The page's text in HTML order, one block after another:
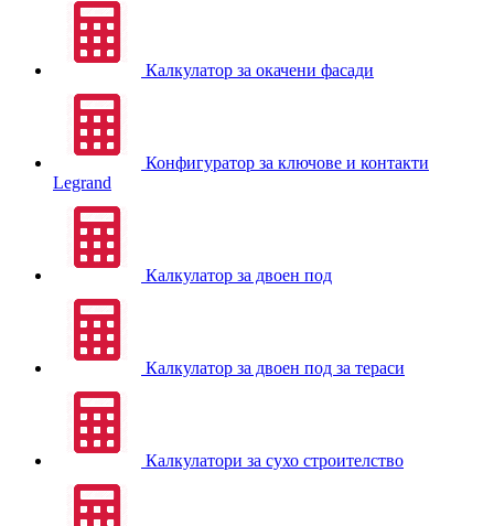
Калкулатор за окачени фасади
Конфигуратор за ключове и контакти
Legrand
Калкулатор за двоен под
Калкулатор за двоен под за тераси
Калкулатори за сухо строителство